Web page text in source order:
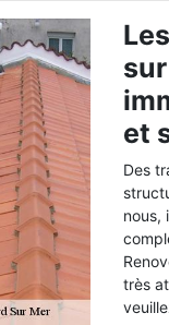
et
Des
nous,
très